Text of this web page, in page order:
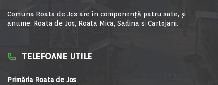
Comuna Roata de Jos are în componență patru sate, și
anume: Roata de Jos, Roata Mica, Sadina si Cartojani.
TELEFOANE UTILE
Primăria Roata de Jos